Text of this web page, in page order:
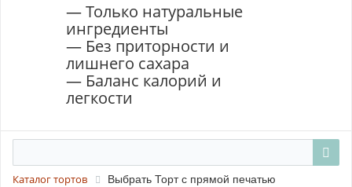
— Только натуральные
ингредиенты
— Без приторности и
лишнего сахара
— Баланс калорий и
легкости
Каталог тортов Выбрать Торт с прямой печатью